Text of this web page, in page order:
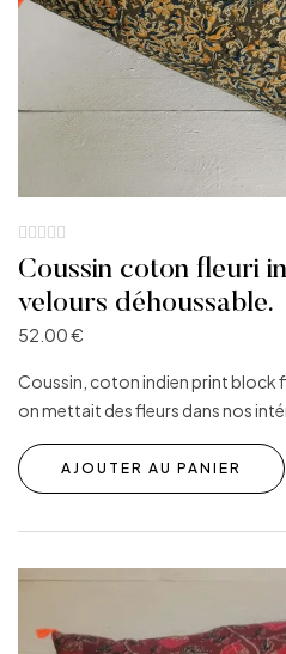
Coussin coton fleuri
velours déhoussable.
52.00€
Coussin, coton indien print block
on mettait des fleurs dans nos
AJOUTER AU PANIER